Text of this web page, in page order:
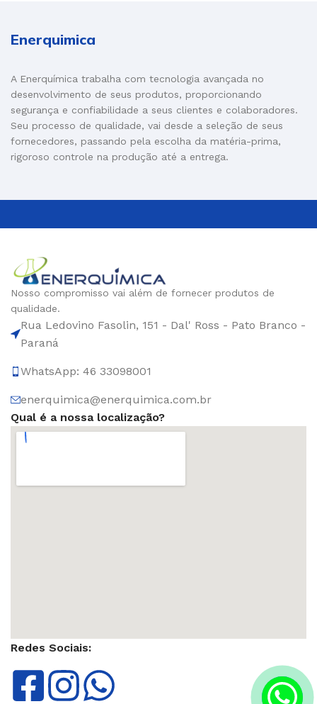
Enerquimica
A Enerquímica trabalha com tecnologia avançada no
desenvolvimento de seus produtos, proporcionando
segurança e confiabilidade a seus clientes e colaboradores.
Seu processo de qualidade, vai desde a seleção de seus
fornecedores, passando pela escolha da matéria-prima,
rigoroso controle na produção até a entrega.
Nosso compromisso vai além de fornecer produtos de
qualidade.
Rua Ledovino Fasolin, 151 - Dal' Ross - Pato Branco -
Paraná
WhatsApp: 46 33098001
enerquimica@enerquimica.com.br
Qual é a nossa localização?
Redes Sociais: